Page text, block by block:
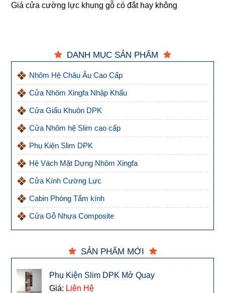
Giá cửa cường lực khung gỗ có đắt hay không
DANH MỤC SẢN PHẨM
Nhôm Hệ Châu Âu Cao Cấp
Cửa Nhôm Xingfa Nhập Khẩu
Cửa Giấu Khuôn DPK
Cửa Nhôm hệ Slim cao cấp
Phụ Kiện Slim DPK
Hệ Vách Mặt Dựng Nhôm Xingfa
Cửa Kính Cường Lực
Cabin Phòng Tắm kính
Cửa Gỗ Nhựa Composite
SẢN PHẨM MỚI
Phụ Kiện Slim DPK Mở Quay
Giá: Liên Hệ